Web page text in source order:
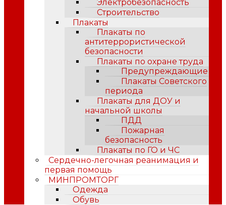
Электробезопасность
Строительство
Плакаты
Плакаты по
антитеррористической
безопасности
Плакаты по охране труда
Предупреждающие
Плакаты Советского
периода
Плакаты для ДОУ и
начальной школы
ПДД
Пожарная
безопасность
Плакаты по ГО и ЧС
Сердечно-легочная реанимация и
первая помощь
МИНПРОМТОРГ
Одежда
Обувь